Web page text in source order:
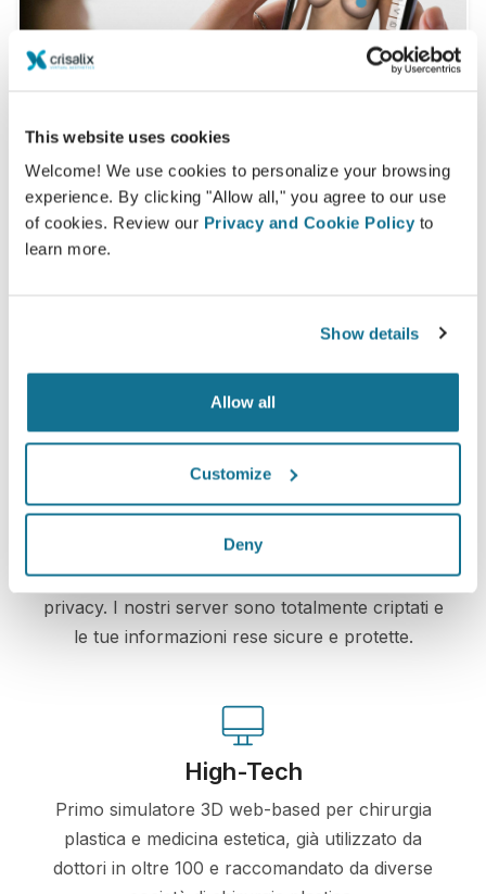
This website uses cookies
Welcome! We use cookies to personalize your browsing
experience. By clicking "Allow all," you agree to our use
of cookies. Review our Privacy and Cookie Policy to
learn more.
Show details
Allow all
Customize
Deny
Vuoi scoprire che cosa ti sta meglio?
Crisalix. Questo ti permetterà di condividere le tue
Facile e sicuro
Crisalix si impegna a proteggere sempre la tua
privacy. I nostri server sono totalmente criptati e
le tue informazioni rese sicure e protette.
High-Tech
Primo simulatore 3D web-based per chirurgia
plastica e medicina estetica, già utilizzato da
dottori in oltre 100 e raccomandato da diverse